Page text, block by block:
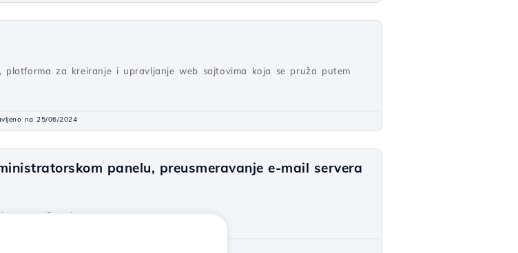
za kreiranje i upravljanje web sajtovima koja se pruža putem
na 25/06/2024
panelu, preusmeravanje e-mail servera
на Google сервер за е-маил